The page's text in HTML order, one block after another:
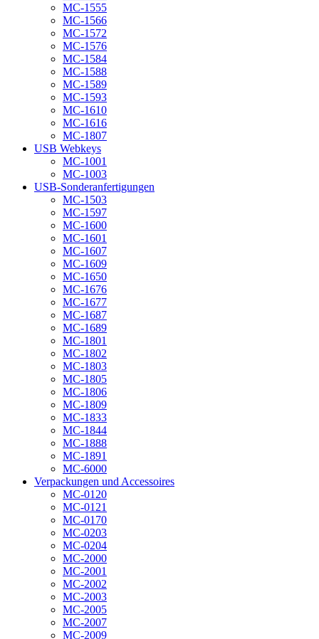
MC-1555
MC-1566
MC-1572
MC-1576
MC-1584
MC-1588
MC-1589
MC-1593
MC-1610
MC-1616
MC-1807
USB Webkeys
MC-1001
MC-1003
USB-Sonderanfertigungen
MC-1503
MC-1597
MC-1600
MC-1601
MC-1607
MC-1609
MC-1650
MC-1676
MC-1677
MC-1687
MC-1689
MC-1801
MC-1802
MC-1803
MC-1805
MC-1806
MC-1809
MC-1833
MC-1844
MC-1888
MC-1891
MC-6000
Verpackungen und Accessoires
MC-0120
MC-0121
MC-0170
MC-0203
MC-0204
MC-2000
MC-2001
MC-2002
MC-2003
MC-2005
MC-2007
MC-2009